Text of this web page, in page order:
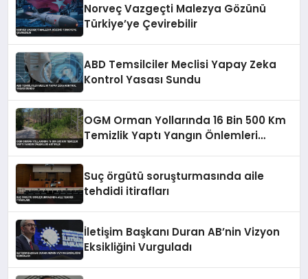
Norveç Vazgeçti Malezya Gözünü
Türkiye’ye Çevirebilir
ABD Temsilciler Meclisi Yapay Zeka
Kontrol Yasası Sundu
OGM Orman Yollarında 16 Bin 500 Km
Temizlik Yaptı Yangın Önlemleri
Suç örgütü soruşturmasında aile
tehdidi itirafları
İletişim Başkanı Duran AB’nin Vizyon
Eksikliğini Vurguladı